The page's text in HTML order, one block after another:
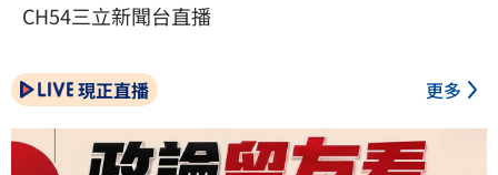
CH54三立新聞台直播
現正直播 更多